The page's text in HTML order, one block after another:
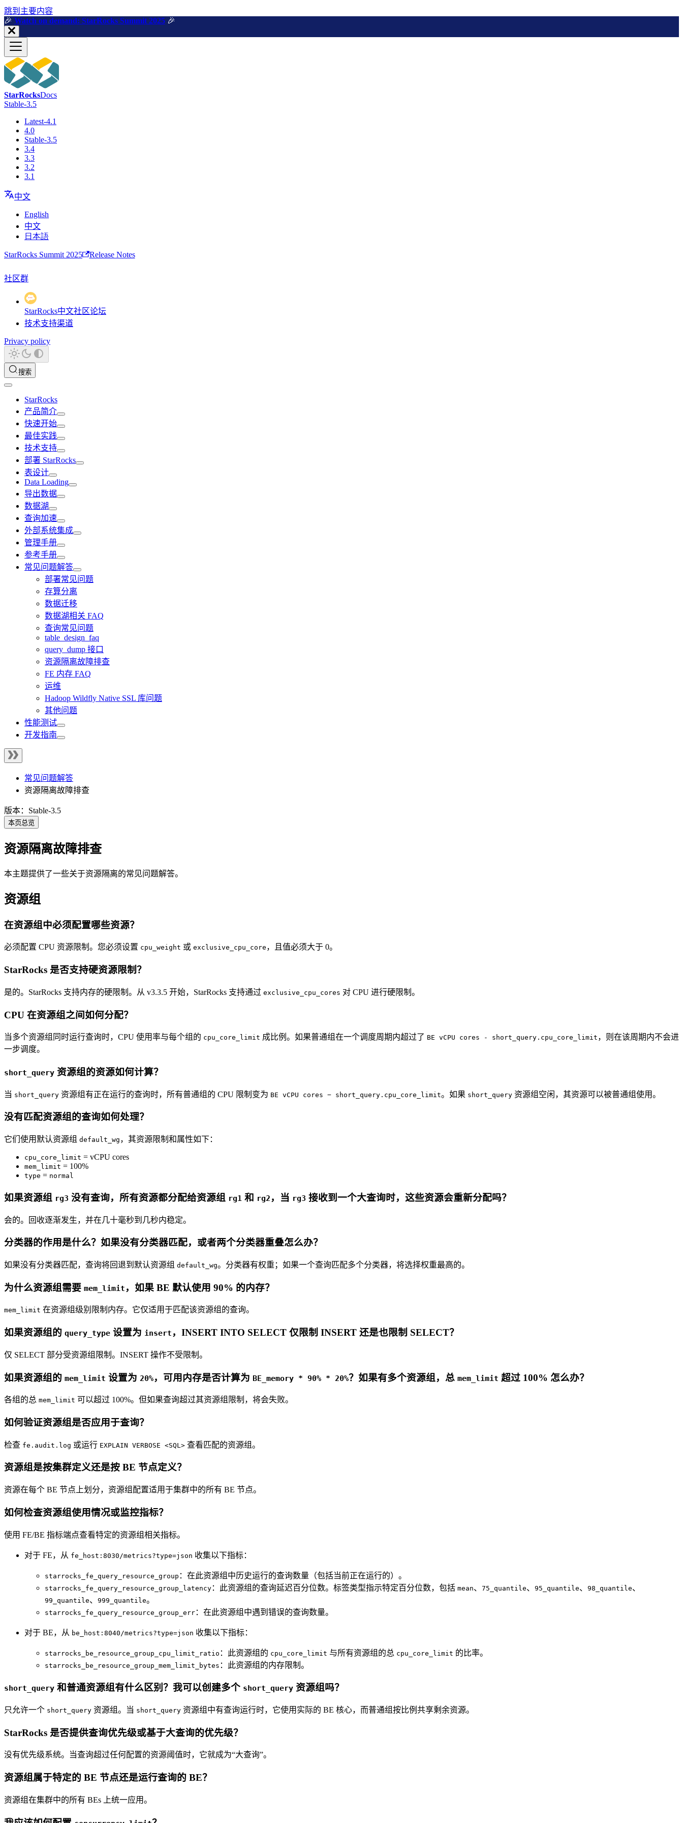
跳到主要内容
🎉️ Watch on demand: StarRocks Summit 2025 🎉️
StarRocksDocs
Stable-3.5
Latest-4.1
4.0
Stable-3.5
3.4
3.3
3.2
3.1
中文
English
中文
日本語
StarRocks Summit 2025 Release Notes
社区群
StarRocks中文社区论坛
技术支持渠道
Privacy policy
搜索
StarRocks
产品简介
快速开始
最佳实践
技术支持
部署 StarRocks
表设计
Data Loading
导出数据
数据湖
查询加速
外部系统集成
管理手册
参考手册
常见问题解答
部署常见问题
存算分离
数据迁移
数据湖相关 FAQ
查询常见问题
table_design_faq
query_dump 接口
资源隔离故障排查
FE 内存 FAQ
运维
Hadoop Wildfly Native SSL 库问题
其他问题
性能测试
开发指南
常见问题解答
资源隔离故障排查
版本：Stable-3.5
本页总览
资源隔离故障排查
本主题提供了一些关于资源隔离的常见问题解答。
资源组
在资源组中必须配置哪些资源？
必须配置 CPU 资源限制。您必须设置 cpu_weight 或 exclusive_cpu_core ，且值必须大于 0。
StarRocks 是否支持硬资源限制？
是的。StarRocks 支持内存的硬限制。从 v3.3.5 开始，StarRocks 支持通过 exclusive_cpu_cores 对 CPU 进行硬限制。
CPU 在资源组之间如何分配？
当多个资源组同时运行查询时，CPU 使用率与每个组的 cpu_core_limit 成比例。如果普通组在一个调度周期内超过了 BE vCPU cores - short_query.cpu_core_limit ，则在该周期内不会进
一步调度。
short_query 资源组的资源如何计算？
当 short_query 资源组有正在运行的查询时，所有普通组的 CPU 限制变为 BE vCPU cores − short_query.cpu_core_limit。如果 short_query 资源组空闲，其资源可以被普通组使用。
没有匹配资源组的查询如何处理？
它们使用默认资源组 default_wg ，其资源限制和属性如下：
cpu_core_limit = vCPU cores
mem_limit = 100%
type = normal
如果资源组 rg3 没有查询，所有资源都分配给资源组 rg1 和 rg2 ，当 rg3 接收到一个大查询时，这些资源会重新分配吗？
会的。回收逐渐发生，并在几十毫秒到几秒内稳定。
分类器的作用是什么？如果没有分类器匹配，或者两个分类器重叠怎么办？
如果没有分类器匹配，查询将回退到默认资源组 default_wg。分类器有权重；如果一个查询匹配多个分类器，将选择权重最高的。
为什么资源组需要 mem_limit ，如果 BE 默认使用 90% 的内存？
mem_limit 在资源组级别限制内存。它仅适用于匹配该资源组的查询。
如果资源组的 query_type 设置为 insert ，INSERT INTO SELECT 仅限制 INSERT 还是也限制 SELECT？
仅 SELECT 部分受资源组限制。INSERT 操作不受限制。
如果资源组的 mem_limit 设置为 20%，可用内存是否计算为 BE_memory * 90% * 20%？如果有多个资源组，总 mem_limit 超过 100% 怎么办？
各组的总 mem_limit 可以超过 100%。但如果查询超过其资源组限制，将会失败。
如何验证资源组是否应用于查询？
检查 fe.audit.log 或运行 EXPLAIN VERBOSE <SQL> 查看匹配的资源组。
资源组是按集群定义还是按 BE 节点定义？
资源在每个 BE 节点上划分，资源组配置适用于集群中的所有 BE 节点。
如何检查资源组使用情况或监控指标？
使用 FE/BE 指标端点查看特定的资源组相关指标。
对于 FE，从 fe_host:8030/metrics?type=json 收集以下指标：
starrocks_fe_query_resource_group ：在此资源组中历史运行的查询数量（包括当前正在运行的）。
starrocks_fe_query_resource_group_latency ：此资源组的查询延迟百分位数。标签类型指示特定百分位数，包括 mean、 75_quantile、 95_quantile、 98_quantile、
99_quantile、 999_quantile。
starrocks_fe_query_resource_group_err ：在此资源组中遇到错误的查询数量。
对于 BE，从 be_host:8040/metrics?type=json 收集以下指标：
starrocks_be_resource_group_cpu_limit_ratio ：此资源组的 cpu_core_limit 与所有资源组的总 cpu_core_limit 的比率。
starrocks_be_resource_group_mem_limit_bytes ：此资源组的内存限制。
short_query 和普通资源组有什么区别？我可以创建多个 short_query 资源组吗？
只允许一个 short_query 资源组。当 short_query 资源组中有查询运行时，它使用实际的 BE 核心，而普通组按比例共享剩余资源。
StarRocks 是否提供查询优先级或基于大查询的优先级？
没有优先级系统。当查询超过任何配置的资源阈值时，它就成为“大查询”。
资源组属于特定的 BE 节点还是运行查询的 BE？
资源组在集群中的所有 BEs 上统一应用。